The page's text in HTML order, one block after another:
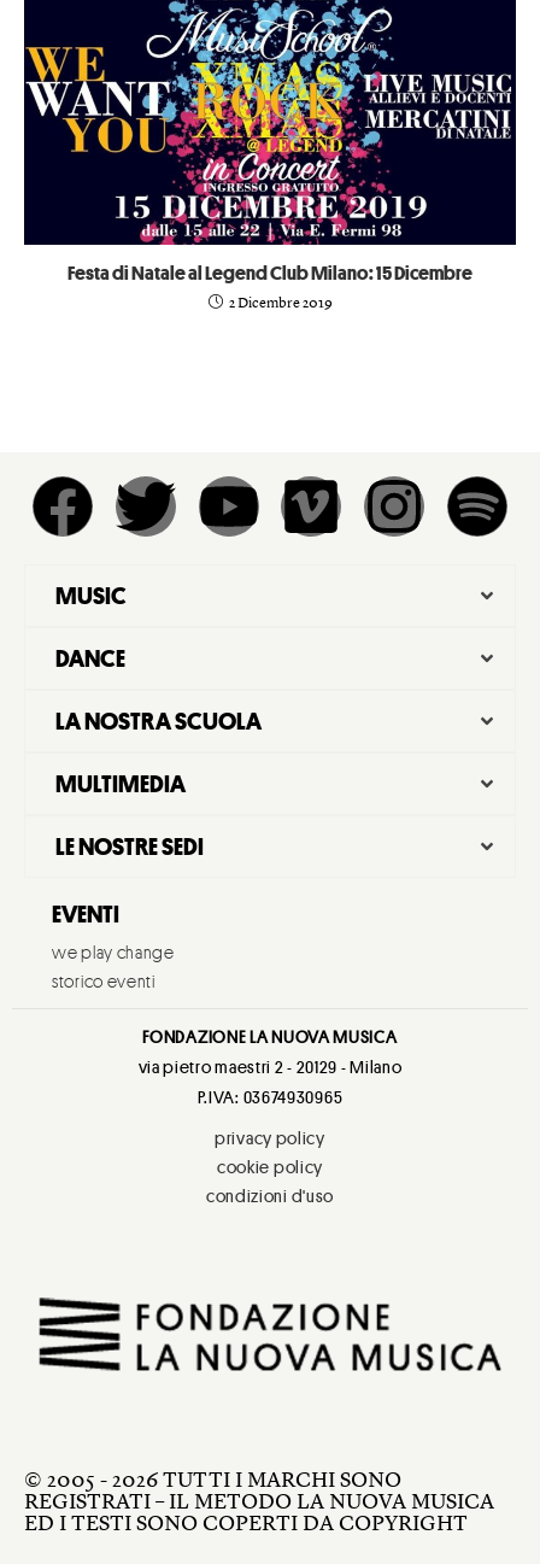
Festa di Natale al Legend Club Milano: 15 Dicembre
2 Dicembre 2019
MUSIC
DANCE
LA NOSTRA SCUOLA
MULTIMEDIA
LE NOSTRE SEDI
EVENTI
we play change
storico eventi
FONDAZIONE LA NUOVA MUSICA
via pietro maestri 2 - 20129 - Milano
P.IVA: 03674930965
privacy policy
cookie policy
condizioni d'uso
© 2005 - 2026 TUTTI I MARCHI SONO
REGISTRATI – IL METODO LA NUOVA MUSICA
ED I TESTI SONO COPERTI DA COPYRIGHT